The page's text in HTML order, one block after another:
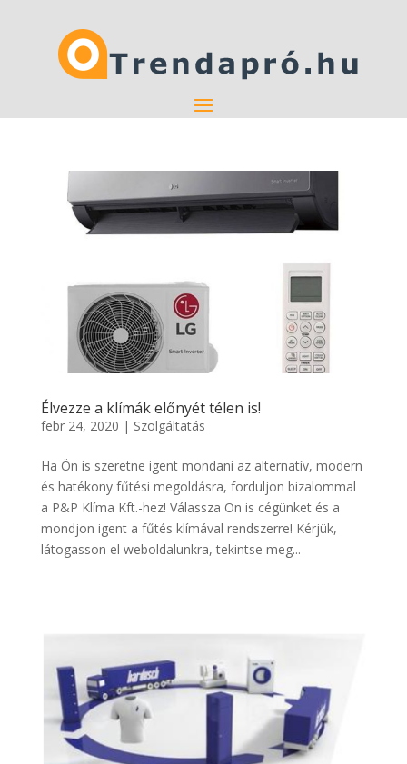
Élvezze a klímák előnyét télen is!
febr 24, 2020 | Szolgáltatás
Ha Ön is szeretne igent mondani az alternatív, modern
és hatékony fűtési megoldásra, forduljon bizalommal
a P&P Klíma Kft.-hez! Válassza Ön is cégünket és a
mondjon igent a fűtés klímával rendszerre! Kérjük,
látogasson el weboldalunkra, tekintse meg...